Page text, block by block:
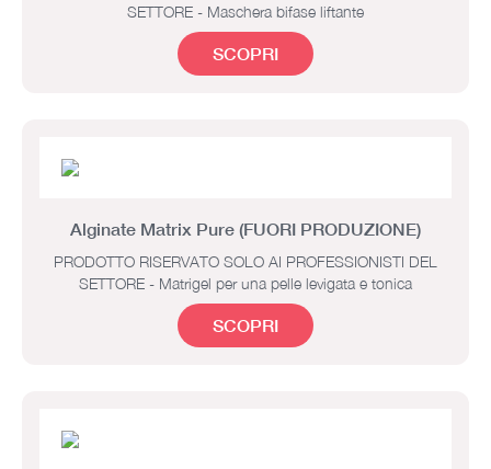
SETTORE - Maschera bifase liftante
SCOPRI
Alginate Matrix Pure (FUORI PRODUZIONE)
PRODOTTO RISERVATO SOLO AI PROFESSIONISTI DEL
SETTORE - Matrigel per una pelle levigata e tonica
SCOPRI